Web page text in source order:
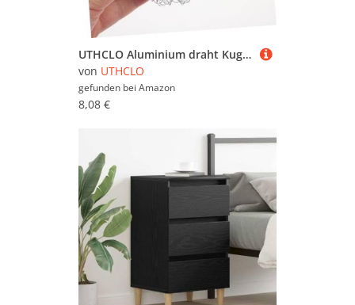
UTHCLO Aluminium draht Kugel Lampenschirm Durchsichtiges Design Elegant Für Nachttisch Deckenleuchte Wohnzimmer Ersatzlampenschirm
von UTHCLO
gefunden bei Amazon
8,08 €